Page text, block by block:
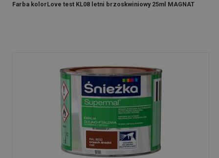
Farba kolorLove test KL08 letni brzoskwiniowy 25ml MAGNAT